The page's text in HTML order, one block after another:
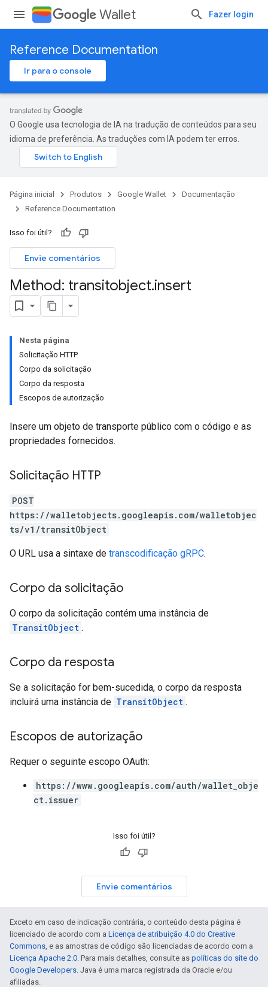
Wallet Fazer login
Reference Documentation
Ir para o console
O Google usa tecnologia de IA na tradução de conteúdos para seu
idioma de preferência. As traduções com IA podem ter erros.
Página inicial Produtos Google Wallet
Documentação
Reference Documentation
Isso foi útil?
Envie comentários
Method: transitobject.insert
Nesta página
Solicitação HTTP
Corpo da solicitação
Corpo da resposta
Escopos de autorização
Insere um objeto de transporte público com o código e as
propriedades fornecidos.
Solicitação HTTP
POST
https://walletobjects.googleapis.com/walletobjec
ts/v1/transitObject
O URL usa a sintaxe de transcodificação gRPC.
Corpo da solicitação
O corpo da solicitação contém uma instância de
TransitObject .
Corpo da resposta
Se a solicitação for bem-sucedida, o corpo da resposta
incluirá uma instância de TransitObject .
Escopos de autorização
Requer o seguinte escopo OAuth:
https://www.googleapis.com/auth/wallet_obje
ct.issuer
Isso foi útil?
Envie comentários
Exceto em caso de indicação contrária, o conteúdo desta página é
licenciado de acordo com a Licença de atribuição 4.0 do Creative
Commons, e as amostras de código são licenciadas de acordo com a
Licença Apache 2.0. Para mais detalhes, consulte as políticas do site do
Google Developers. Java é uma marca registrada da Oracle e/ou
afiliadas.